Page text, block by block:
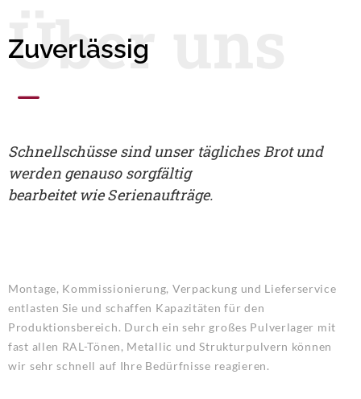
Über uns
Zuverlässig
Schnellschüsse sind unser tägliches Brot und
werden genauso sorgfältig
bearbeitet wie Serienaufträge.
Montage, Kommissionierung, Verpackung und Lieferservice
entlasten Sie und schaffen Kapazitäten für den
Produktionsbereich. Durch ein sehr großes Pulverlager mit
fast allen RAL-Tönen, Metallic und Strukturpulvern können
wir sehr schnell auf Ihre Bedürfnisse reagieren.